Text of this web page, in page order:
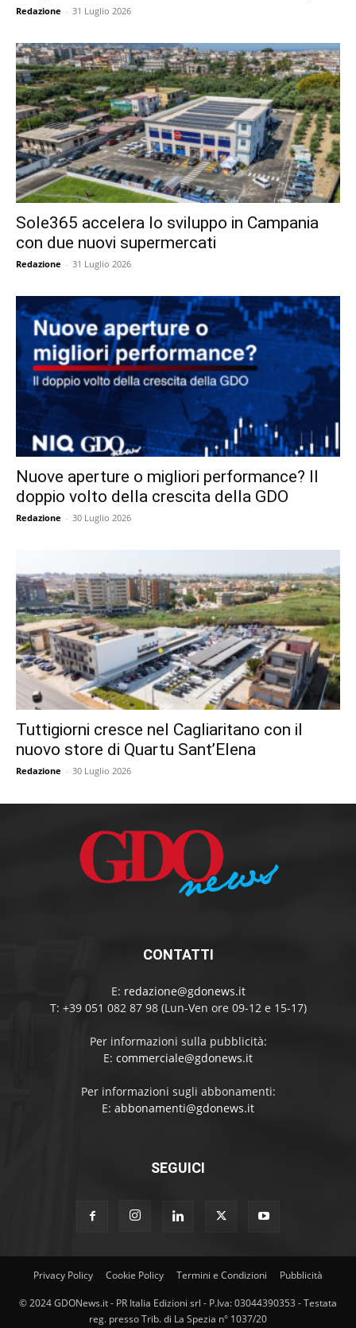
Redazione - 31 Luglio 2026
Sole365 accelera lo sviluppo in Campania
con due nuovi supermercati
Redazione - 31 Luglio 2026
Nuove aperture o migliori performance? Il
doppio volto della crescita della GDO
Redazione - 30 Luglio 2026
Tuttigiorni cresce nel Cagliaritano con il
nuovo store di Quartu Sant’Elena
Redazione - 30 Luglio 2026
CONTATTI
E: redazione@gdonews.it
T: +39 051 082 87 98 (Lun-Ven ore 09-12 e 15-17)
Per informazioni sulla pubblicità:
E: commerciale@gdonews.it
Per informazioni sugli abbonamenti:
E: abbonamenti@gdonews.it
SEGUICI
Privacy Policy Cookie Policy Termini e Condizioni Pubblicità
© 2024 GDONews.it - PR Italia Edizioni srl - P.Iva: 03044390353 - Testata
reg. presso Trib. di La Spezia n° 1037/20